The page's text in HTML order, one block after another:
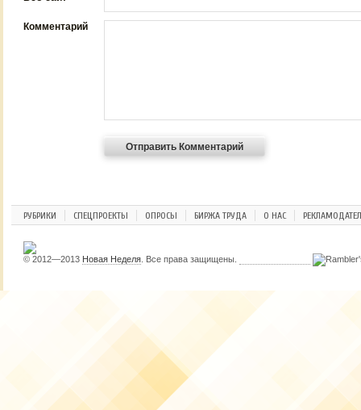
Комментарий
РУБРИКИ СПЕЦПРОЕКТЫ ОПРОСЫ БИРЖА ТРУДА О НАС
© 2012—2013 Новая Неделя . Все права защищены.